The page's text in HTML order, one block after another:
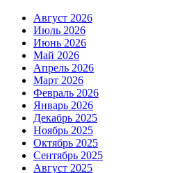
Август 2026
Июль 2026
Июнь 2026
Май 2026
Апрель 2026
Март 2026
Февраль 2026
Январь 2026
Декабрь 2025
Ноябрь 2025
Октябрь 2025
Сентябрь 2025
Август 2025